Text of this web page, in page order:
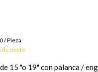
/Pieza
de envío
15 "o 19" con palanca /